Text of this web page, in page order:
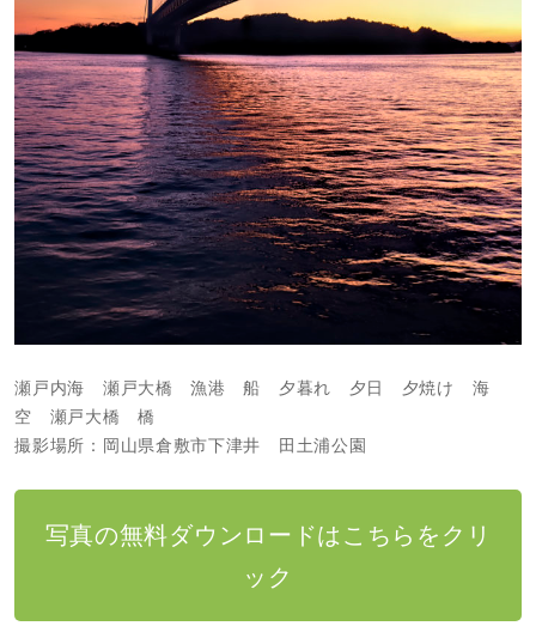
瀬戸内海 瀬戸大橋 漁港 船 夕暮れ 夕日 夕焼け 海
空 瀬戸大橋 橋
撮影場所：岡山県倉敷市下津井 田土浦公園
写真の無料ダウンロードはこちらをクリ
ック